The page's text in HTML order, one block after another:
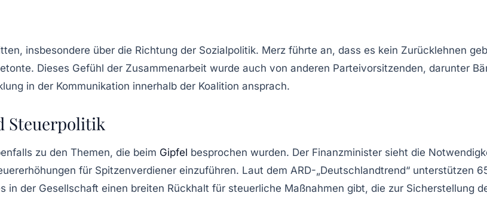
insbesondere über die Richtung der Sozialpolitik. Merz führte an, dass es kein Zurücklehnen
Dieses Gefühl der Zusammenarbeit wurde auch von anderen Parteivorsitzenden, darunter
in der Kommunikation innerhalb der Koalition ansprach.
Steuerpolitik
zu den Themen, die beim Gipfel besprochen wurden. Der Finanzminister sieht die
für Spitzenverdiener einzuführen. Laut dem ARD-„Deutschlandtrend“ unterstützen
in der Gesellschaft einen breiten Rückhalt für steuerliche Maßnahmen gibt, die zur Sicherstellung